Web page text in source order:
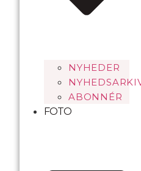
NYHEDER
ABONNÉR
FOTO